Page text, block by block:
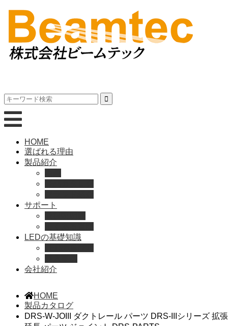
HOME
選ばれる理由
製品紹介
サポート
LEDの基礎知識
会社紹介
HOME
製品カタログ
DRS-W-JOIII ダクトレール パーツ DRS-IIIシリーズ 拡張